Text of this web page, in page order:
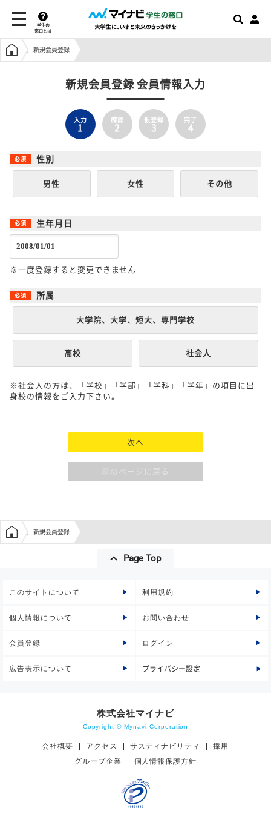
学生の
窓口とは
学生の窓口トップ
新規会員登録
新規会員登録 会員情報入力
入力
1
確認
2
仮登録
3
完了
4
性別
男性 女性 その他
生年月日
※一度登録すると変更できません
所属
大学院、大学、短大、専門学校
高校 社会人
※社会人の方は、「学校」「学部」「学科」「学年」の項目に出
身校の情報をご入力下さい。
次へ
前のページに戻る
学生の窓口トップ
新規会員登録
Page Top
このサイトについて 利用規約
個人情報について お問い合わせ
会員登録 ログイン
広告表示について プライバシー設定
株式会社マイナビ
Copyright © Mynavi Corporation
会社概要 アクセス サスティナビリティ
採用
グループ企業
個人情報保護方針